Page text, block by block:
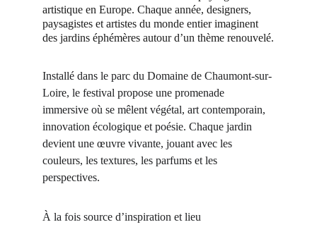
artistique en Europe. Chaque année, designers,
paysagistes et artistes du monde entier imaginent
des jardins éphémères autour d’un thème renouvelé.
Installé dans le parc du Domaine de Chaumont-sur-
Loire, le festival propose une promenade
immersive où se mêlent végétal, art contemporain,
innovation écologique et poésie. Chaque jardin
devient une œuvre vivante, jouant avec les
couleurs, les textures, les parfums et les
perspectives.
À la fois source d’inspiration et lieu